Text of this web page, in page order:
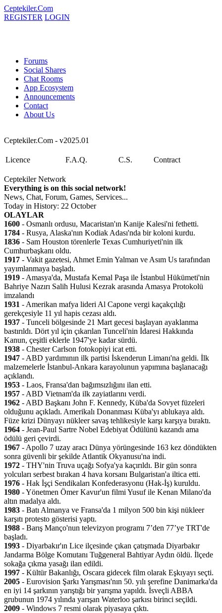
Ceptekiler.Com
REGISTER LOGIN
Forums
Social Shares
Chat Rooms
App Ecosystem
Announcements
Contact
About Us
Ceptekiler.Com - v2025.01
Licence F.A.Q. C.S. Contract
Ceptekiler Network
Everything is on this social network!
News, Chat, Forum, Games, Services...
Today in History: 22 October
OLAYLAR
1600 - Osmanlı ordusu, Macaristan'ın Kanije Kalesi'ni fethetti.
1784 - Rusya, Alaska'nın Kodiak Adası'nda bir koloni kurdu.
1836 - Sam Houston törenlerle Texas Cumhuriyeti'nin ilk
Cumhurbaşkanı oldu.
1917 - Vakit gazetesi, Ahmet Emin Yalman ve Asım Us tarafından
yayımlanmaya başladı.
1919 - Amasya'da, Mustafa Kemal Paşa ile İstanbul Hükümeti'nin
Bahriye Nazırı Salih Hulusi Kezrak arasında Amasya Protokolü
imzalandı
1931 - Amerikan mafya lideri Al Capone vergi kaçakçılığı
gerekçesiyle 11 yıl hapis cezası aldı.
1937 - Tunceli bölgesinde 21 Mart gecesi başlayan ayaklanma
bastırıldı. Dört yıl için çıkarılan Tunceli'nin İdaresi Hakkında
Kanun, çeşitli eklerle 1947'ye kadar sürdü.
1938 - Chester Carlson fotokopiyi icat etti.
1947 - ABD yardımının ilk partisi İskenderun Limanı'na geldi. İlk
malzemelerle İstanbul-Ankara karayolunun yapımına başlanacağı
açıklandı.
1953 - Laos, Fransa'dan bağımsızlığını ilan etti.
1957 - ABD Vietnam'da ilk zayiatlarını verdi.
1962 - ABD Başkanı John F. Kennedy, Küba'da Sovyet füzeleri
olduğunu açıkladı. Amerikalı Donanması Küba'yı ablukaya aldı.
Füze krizi Dünyayı nükleer savaş tehlikesiyle karşı karşıya bıraktı.
1964 - Jean-Paul Sartre Nobel Edebiyat Ödülünü kazandı ama
ödülü geri çevirdi.
1967 - Apollo 7 uzay aracı Dünya yörüngesinde 163 kez döndükten
sonra güvenli bir şekilde Atlantik Okyanusu'na indi.
1972 - THY'nin Truva uçağı Sofya'ya kaçırıldı. Bir gün sonra
yolcuları serbest bırakan 4 hava korsanı Bulgaristan'a iltica etti.
1976 - Hak İşçi Sendikaları Konfederasyonu (Hak-İş) kuruldu.
1980 - Yönetmen Ömer Kavur'un filmi Yusuf ile Kenan Milano'da
altın madalya aldı.
1983 - Batı Almanya ve Fransa'da 1 milyon 500 bin kişi nükleer
karşıtı protesto gösterisi yaptı.
1988 - Barış Manço'nun televizyon programı 7’den 77’ye TRT'de
başladı.
1993 - Diyarbakır'ın Lice ilçesinde çıkan çatışmada Diyarbakır
Jandarma Bölge Komutanı Tuğgeneral Bahtiyar Aydın öldü. İlçede
sokağa çıkma yasağı ilan edildi.
1997 - Kültür Bakanlığı, Oscara gidecek film olarak Eşkıyayı seçti.
2005 - Eurovision Şarkı Yarışması'nın 50. yılı şerefine Danimarka'da
en iyi 14 şarkının yarıştığı bir yarışma yapıldı. İsveçli ABBA
grubunun 1974 yılında yarışan Waterloo şarkısı birinci seçildi.
2009 - Windows 7 resmi olarak piyasaya çıktı.